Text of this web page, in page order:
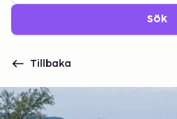
Sök
Tillbaka